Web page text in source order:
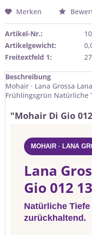
Merken
Artikel-Nr.:
Artikelgewicht:
Freitextfeld 1:
Beschreibung
Mohair · Lana Grossa
Frühlingsgrün Natürliche
"Mohair Di Gio
MOHAIR · LANA
Lana
Gio 012
Natürliche Tiefe
zurückhaltend.